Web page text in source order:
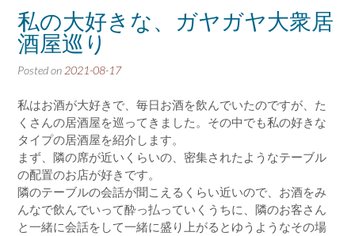
私の大好きな、ガヤガヤ大衆居
酒屋巡り
Posted on 2021-08-17
私はお酒が大好きで、毎日お酒を飲んでいたのですが、た
くさんの居酒屋を巡ってきました。その中でも私の好きな
タイプの居酒屋を紹介します。
まず、隣の席が近いくらいの、密集されたようなテーブル
の配置のお店が好きです。
隣のテーブルの会話が聞こえるくらい近いので、お酒をみ
んなで飲んでいって酔っ払っていくうちに、隣のお客さん
と一緒に会話をして一緒に盛り上がるとゆうようなその場